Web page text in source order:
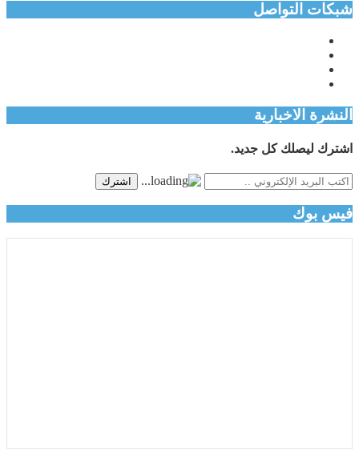
شبكات التواصل
النشرة الاخبارية
اشترك ليصلك كل جديد.
اشترك
فيس بوك